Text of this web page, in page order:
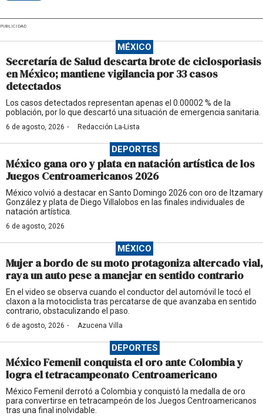
PUBLICIDAD
MÉXICO
Secretaría de Salud descarta brote de ciclosporiasis
en México; mantiene vigilancia por 33 casos
detectados
Los casos detectados representan apenas el 0.00002 % de la
población, por lo que descartó una situación de emergencia sanitaria.
6 de agosto, 2026 · Redacción La-Lista
DEPORTES
México gana oro y plata en natación artística de los
Juegos Centroamericanos 2026
México volvió a destacar en Santo Domingo 2026 con oro de Itzamary
González y plata de Diego Villalobos en las finales individuales de
natación artística.
6 de agosto, 2026
MÉXICO
Mujer a bordo de su moto protagoniza altercado vial,
raya un auto pese a manejar en sentido contrario
En el video se observa cuando el conductor del automóvil le tocó el
claxon a la motociclista tras percatarse de que avanzaba en sentido
contrario, obstaculizando el paso.
6 de agosto, 2026 · Azucena Villa
DEPORTES
México Femenil conquista el oro ante Colombia y
logra el tetracampeonato Centroamericano
México Femenil derrotó a Colombia y conquistó la medalla de oro
para convertirse en tetracampeón de los Juegos Centroamericanos
tras una final inolvidable.